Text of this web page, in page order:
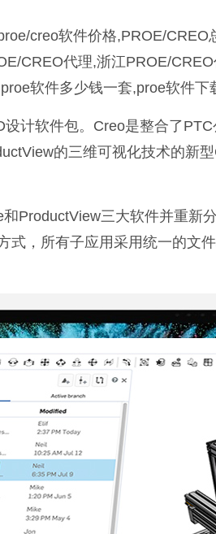
creo软件价格,PROE/
CREO代理,浙江PROE/CREO
软件多少钱一套,proe软件下
计软件包。Creo是整合了
的三维可视化技术的新
ProductView三大软件并重新
式，所有子应用采用统一的文